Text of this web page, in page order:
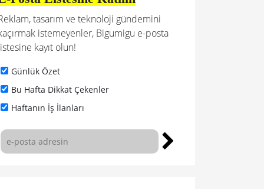
tasarım ve teknoloji gündemini
istemeyenler, Bigumigu e-posta
kayıt olun!
Günlük Özet
Bu Hafta Dikkat Çekenler
Haftanın İş İlanları